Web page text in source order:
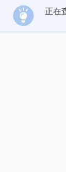
正在